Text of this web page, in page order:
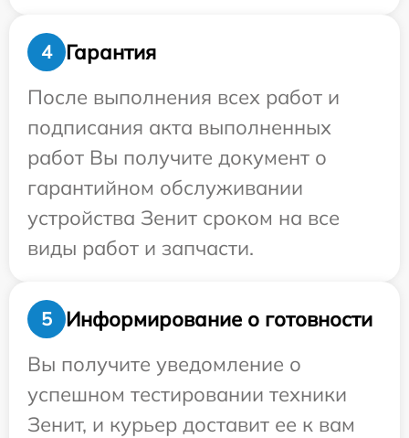
4
Гарантия
После выполнения всех работ и
подписания акта выполненных
работ Вы получите документ о
гарантийном обслуживании
устройства Зенит сроком на все
виды работ и запчасти.
5
Информирование о готовности
Вы получите уведомление о
успешном тестировании техники
Зенит, и курьер доставит ее к вам